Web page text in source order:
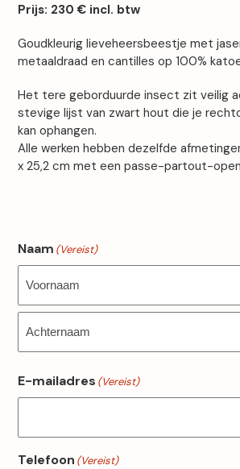
Prijs: 230 € incl. btw
Goudkleurig lieveheersbeestje met
metaaldraad en cantilles op 100%
Het tere geborduurde insect zit veilig
stevige lijst van zwart hout die je
kan ophangen.
Alle werken hebben dezelfde
x 25,2 cm met een passe-partout-
Naam (Vereist)
Voornaam
E-mailadres (Vereist)
Telefoon (Vereist)